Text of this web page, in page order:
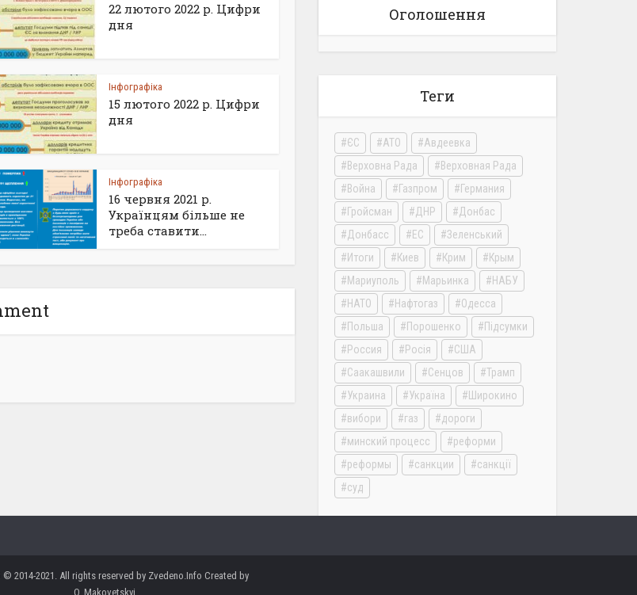
22 лютого 2022 р. Цифри
дня
Інфографіка
15 лютого 2022 р. Цифри
дня
Інфографіка
16 червня 2021 р.
Українцям більше не
треба ставити...
Оголошення
Теги
ЄС АТО
Авдеевка
Верховна Рада
Верховная Рада
Война
Газпром
Германия
Гройсман
ДНР
Донбас
Донбасс
ЕС
Зеленський
Итоги
Киев Крим
Крым
Мариуполь
Марьинка
НАБУ
НАТО
Нафтогаз
Одесса
Польша
Порошенко
Підсумки
Россия
Росія
США
Саакашвили
Сенцов
Трамп
Украина
Україна
Широкино
вибори
газ
дороги
минский процесс
реформи
реформы
санкции
санкції
суд
2014-2021. All rights reserved by Zvedeno.Info Created by
O. Makovetskyi